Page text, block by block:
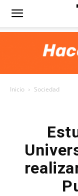
Diario
Inicio Sociedad